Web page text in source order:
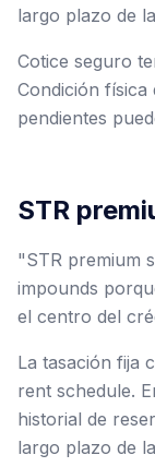
largo plazo de
Cotice seguro
Condición física
pendientes
STR
"STR premium
impounds
el centro del
La tasación fija
rent schedule.
historial de
largo plazo de